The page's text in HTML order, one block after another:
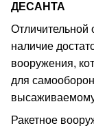
ДЕСАНТА
Отличительной
наличие
вооружения,
для
высаживаемому
Ракетное